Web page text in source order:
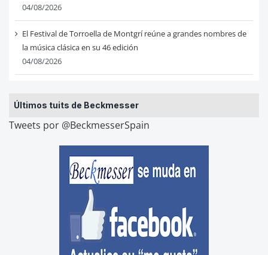
04/08/2026
El Festival de Torroella de Montgrí reúne a grandes nombres de
la música clásica en su 46 edición
04/08/2026
Últimos tuits de Beckmesser
Tweets por @BeckmesserSpain